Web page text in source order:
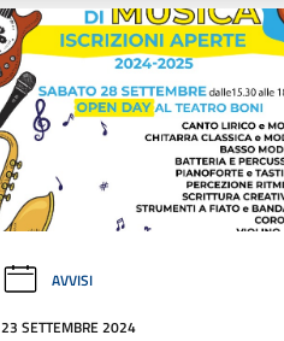
AVVISI
23 SETTEMBRE 2024